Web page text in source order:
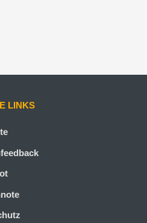
LINKS